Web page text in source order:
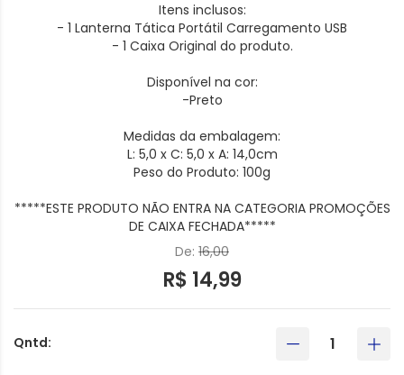
Itens inclusos:
- 1 Lanterna Tática Portátil Carregamento USB
- 1 Caixa Original do produto.
Disponível na cor:
-Preto
Medidas da embalagem:
L: 5,0 x C: 5,0 x A: 14,0cm
Peso do Produto: 100g
*****ESTE PRODUTO NÃO ENTRA NA CATEGORIA PROMOÇÕES
DE CAIXA FECHADA*****
De: 16,00
R$ 14,99
Qntd: